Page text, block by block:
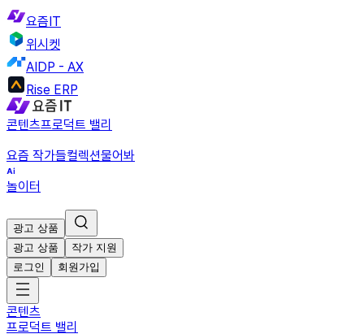
요즘IT
위시켓
AIDP - AX
Rise ERP
콘텐츠프로덕트 밸리
요즘 작가들컬렉션물어봐
놀이터
광고 상품
광고 상품
작가 지원
로그인
회원가입
콘텐츠
프로덕트 밸리